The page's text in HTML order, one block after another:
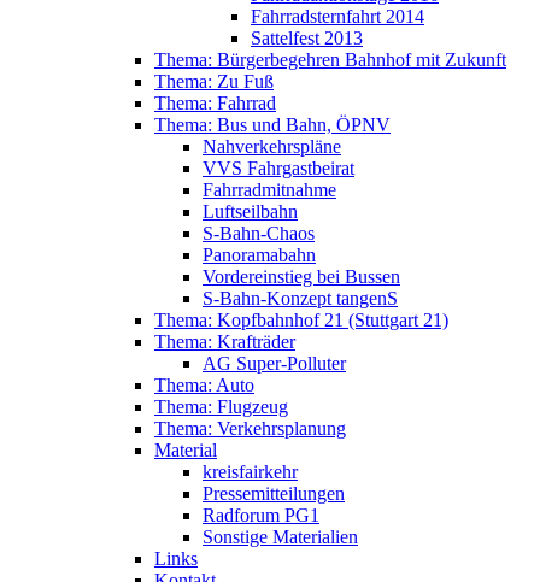
Fahrradsternfahrt 2014
Sattelfest 2013
Thema: Bürgerbegehren Bahnhof mit Zukunft
Thema: Zu Fuß
Thema: Fahrrad
Thema: Bus und Bahn, ÖPNV
Nahverkehrspläne
VVS Fahrgastbeirat
Fahrradmitnahme
Luftseilbahn
S-Bahn-Chaos
Panoramabahn
Vordereinstieg bei Bussen
S-Bahn-Konzept tangenS
Thema: Kopfbahnhof 21 (Stuttgart 21)
Thema: Krafträder
AG Super-Polluter
Thema: Auto
Thema: Flugzeug
Thema: Verkehrsplanung
Material
kreisfairkehr
Pressemitteilungen
Radforum PG1
Sonstige Materialien
Links